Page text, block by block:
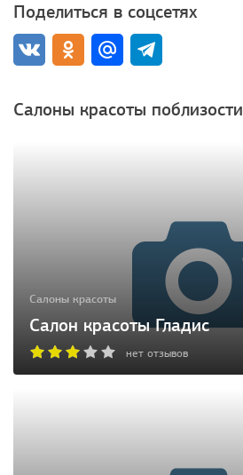
Поделиться в соцсетях
Салоны красоты поблизости
Салоны красоты
Салон красоты Гладис
нет отзывов